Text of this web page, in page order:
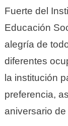
Fuerte del
Educación
alegría de
diferentes
la institución
preferencia,
aniversario